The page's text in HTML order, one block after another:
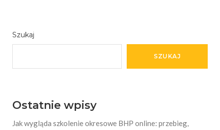
Szukaj
SZUKAJ
Ostatnie wpisy
Jak wygląda szkolenie okresowe BHP online: przebieg,